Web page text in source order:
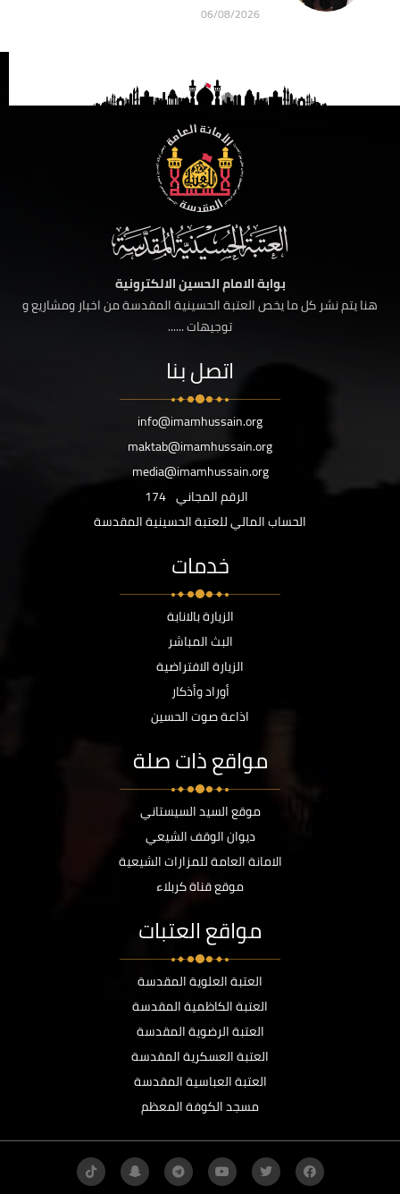
06/08/2026
بوابة الامام الحسين الالكترونية
هنا يتم نشر كل ما يخص العتبة الحسينية المقدسة من اخبار ومشاريع و
توجيهات ......
اتصل بنا
info@imamhussain.org
maktab@imamhussain.org
media@imamhussain.org
الرقم المجاني 174
الحساب المالي للعتبة الحسينية المقدسة
خدمات
الزيارة بالانابة
البث المباشر
الزيارة الافتراضية
أوراد وأذكار
اذاعة صوت الحسين
مواقع ذات صلة
موقع السيد السيستاني
ديوان الوقف الشيعي
الامانة العامة للمزارات الشيعية
موقع قناة كربلاء
مواقع العتبات
العتبة العلوية المقدسة
العتبة الكاظمية المقدسة
العتبة الرضوية المقدسة
العتبة العسكرية المقدسة
العتبة العباسية المقدسة
مسجد الكوفة المعظم